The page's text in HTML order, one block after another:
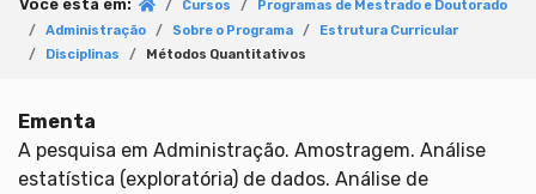
Você está em: Cursos
Programas de Mestrado e Doutorado
Administração
Sobre o Programa
Estrutura Curricular
Disciplinas
Métodos Quantitativos
Ementa
A pesquisa em Administração. Amostragem. Análise
estatística (exploratória) de dados. Análise de